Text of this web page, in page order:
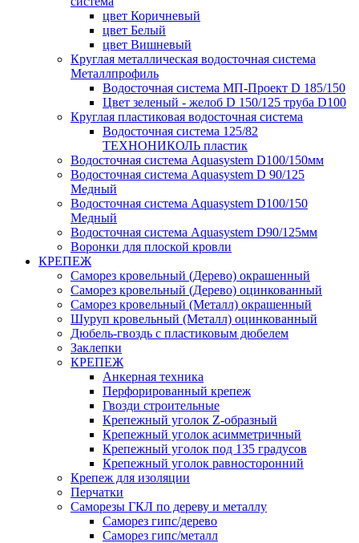
цвет Коричневый
цвет Белый
цвет Вишневый
Круглая металлическая водосточная система
Металлпрофиль
Водосточная система МП-Проект D 185/150
Цвет зеленый - желоб D 150/125 труба D100
Круглая пластиковая водосточная система
Водосточная система 125/82
ТЕХНОНИКОЛЬ пластик
Водосточная система Aquasystem D100/150мм
Водосточная система Aquasystem D 90/125
Медный
Водосточная система Aquasystem D100/150
Медный
Водосточная система Aquasystem D90/125мм
Воронки для плоской кровли
КРЕПЕЖ
Саморез кровельный (Дерево) окрашенный
Саморез кровельный (Дерево) оцинкованный
Саморез кровельный (Металл) окрашенный
Шуруп кровельный (Металл) оцинкованный
Дюбель-гвоздь с пластиковым дюбелем
Заклепки
КРЕПЕЖ
Анкерная техника
Перфорированный крепеж
Гвозди строительные
Крепежный уголок Z-образный
Крепежный уголок асимметричный
Крепежный уголок под 135 градусов
Крепежный уголок равносторонний
Крепеж для изоляции
Перчатки
Саморезы ГКЛ по дереву и металлу
Саморез гипс/дерево
Саморез гипс/металл